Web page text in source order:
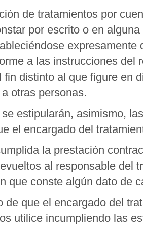
de tratamientos por
por escrito o en
a las instrucciones del
fin distinto al que figure en
otras personas.
estipularán, asimismo,
el encargado del
la prestación
al responsable del
que conste algún dato de
que el encargado del
utilice incumpliendo las